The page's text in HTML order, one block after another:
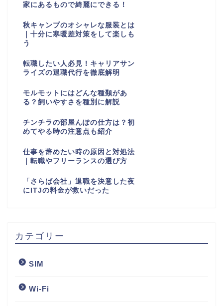
家にあるもので綺麗にできる！
秋キャンプのオシャレな服装とは
｜十分に寒暖差対策をして楽しも
う
転職したい人必見！キャリアサン
ライズの退職代行を徹底解明
モルモットにはどんな種類があ
る？飼いやすさを種別に解説
チンチラの部屋んぽの仕方は？初
めてやる時の注意点も紹介
仕事を辞めたい時の原因と対処法
｜転職やフリーランスの選び方
「さらば会社」退職を決意した夜
にITJの料金が救いだった
カテゴリー
SIM
Wi-Fi